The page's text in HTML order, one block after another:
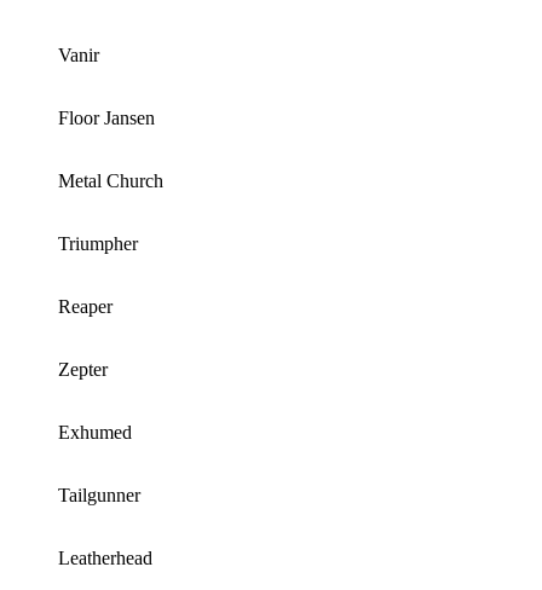
Vanir
Floor Jansen
Metal Church
Triumpher
Reaper
Zepter
Exhumed
Tailgunner
Leatherhead